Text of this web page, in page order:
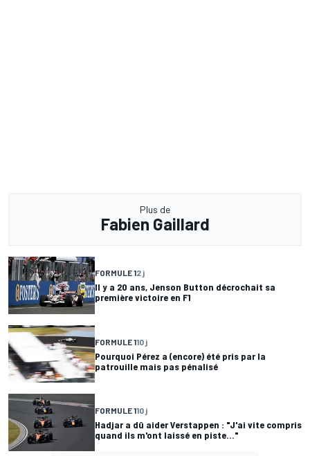
Plus de
Fabien Gaillard
FORMULE 12 j
Il y a 20 ans, Jenson Button décrochait sa
première victoire en F1
FORMULE 110 j
Pourquoi Pérez a (encore) été pris par la
patrouille mais pas pénalisé
FORMULE 110 j
Hadjar a dû aider Verstappen : "J'ai vite compris
quand ils m'ont laissé en piste..."